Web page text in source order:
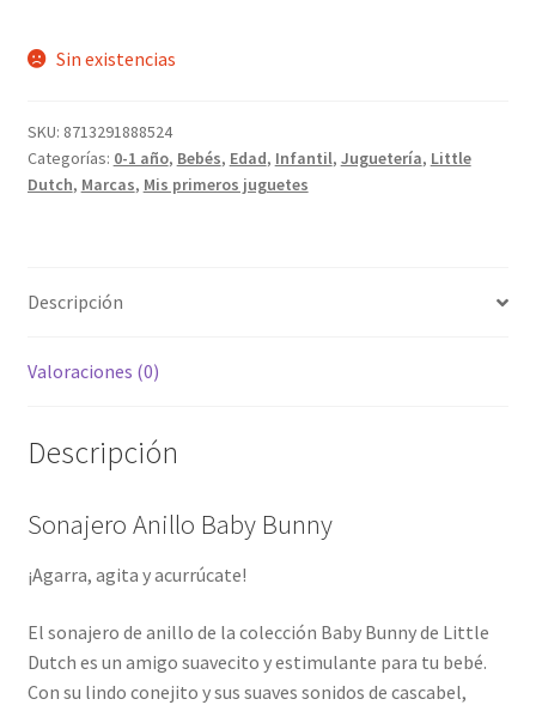
Sin existencias
SKU: 8713291888524
Categorías: 0-1 año, Bebés, Edad, Infantil, Juguetería, Little
Dutch, Marcas, Mis primeros juguetes
Descripción
Valoraciones (0)
Descripción
Sonajero Anillo Baby Bunny
¡Agarra, agita y acurrúcate!
El sonajero de anillo de la colección Baby Bunny de Little
Dutch es un amigo suavecito y estimulante para tu bebé.
Con su lindo conejito y sus suaves sonidos de cascabel,